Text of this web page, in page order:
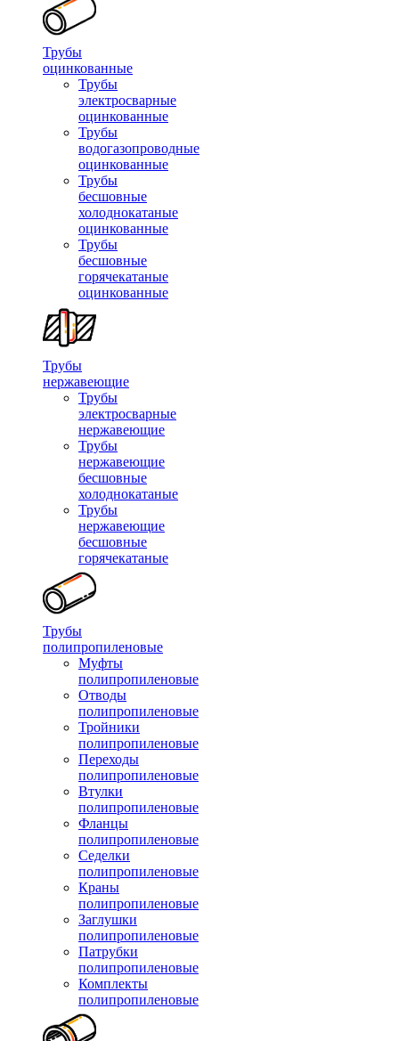
Трубы
оцинкованные
Трубы
электросварные
оцинкованные
Трубы
водогазопроводные
оцинкованные
Трубы
бесшовные
холоднокатаные
оцинкованные
Трубы
бесшовные
горячекатаные
оцинкованные
Трубы
нержавеющие
Трубы
электросварные
нержавеющие
Трубы
нержавеющие
бесшовные
холоднокатаные
Трубы
нержавеющие
бесшовные
горячекатаные
Трубы
полипропиленовые
Муфты
полипропиленовые
Отводы
полипропиленовые
Тройники
полипропиленовые
Переходы
полипропиленовые
Втулки
полипропиленовые
Фланцы
полипропиленовые
Седелки
полипропиленовые
Краны
полипропиленовые
Заглушки
полипропиленовые
Патрубки
полипропиленовые
Комплекты
полипропиленовые